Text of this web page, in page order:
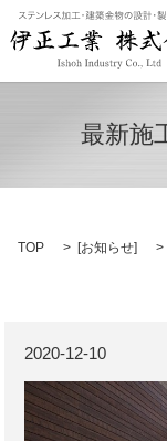
最新施
TOP [お知らせ]
2020-12-10